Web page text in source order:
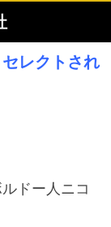
レクトされ
ドー人ニコ